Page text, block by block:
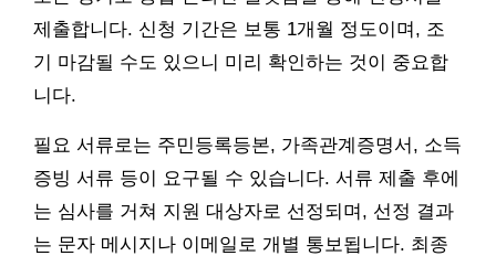
제출합니다. 신청 기간은 보통 1개월 정도이며, 조
기 마감될 수도 있으니 미리 확인하는 것이 중요합
니다.
필요 서류로는 주민등록등본, 가족관계증명서, 소득
증빙 서류 등이 요구될 수 있습니다. 서류 제출 후에
는 심사를 거쳐 지원 대상자로 선정되며, 선정 결과
는 문자 메시지나 이메일로 개별 통보됩니다. 최종